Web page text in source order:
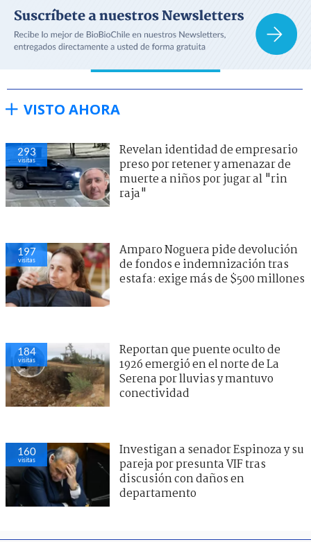
VISTO AHORA
293
visitas
Revelan identidad de empresario
preso por retener y amenazar de
muerte a niños por jugar al "rin
raja"
197
visitas
Amparo Noguera pide devolución
de fondos e indemnización tras
estafa: exige más de $500 millones
184
visitas
Reportan que puente oculto de
1926 emergió en el norte de La
Serena por lluvias y mantuvo
conectividad
160
visitas
Investigan a senador Espinoza y su
pareja por presunta VIF tras
discusión con daños en
departamento